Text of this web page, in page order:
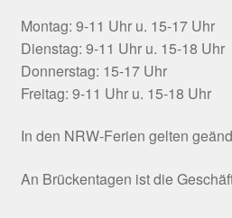
Montag: 9-11 Uhr u. 15-17 Uhr
Dienstag: 9-11 Uhr u. 15-18 Uhr
Donnerstag: 15-17 Uhr
Freitag: 9-11 Uhr u. 15-18 Uhr
In den NRW-Ferien gelten
An Brückentagen ist die